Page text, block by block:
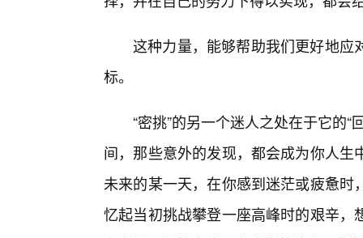
这种力量，能够帮助我们更好地应
标。
“密挑”的另一个迷人之处在于它的
间，那些意外的发现，都会成为你人
未来的某一天，在你感到迷茫或疲惫
忆起当初挑战攀登一座高峰时的艰辛